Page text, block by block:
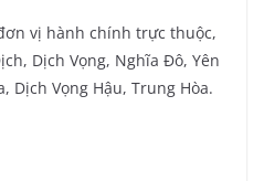
vị hành chính trực thuộc,
Dịch Vọng, Nghĩa Đô, Yên
Dịch Vọng Hậu, Trung Hòa.